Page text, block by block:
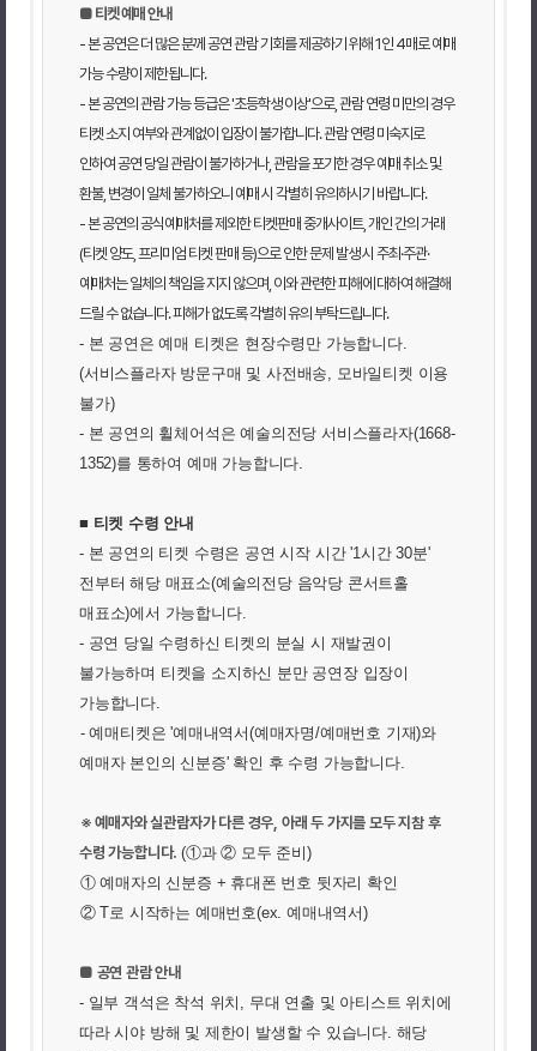
■ 티켓 예매 안내
- 본 공연은 더 많은 분께 공연 관람 기회를 제공하기 위해 1인 4매로 예매
가능 수량이 제한됩니다.
- 본 공연의 관람 가능 등급은 '초등학생 이상'으로, 관람 연령 미만의 경우
티켓 소지 여부와 관계없이 입장이 불가합니다. 관람 연령 미숙지로
인하여 공연 당일 관람이 불가하거나, 관람을 포기한 경우 예매 취소 및
환불, 변경이 일체 불가하오니 예매 시 각별히 유의하시기 바랍니다.
- 본 공연의 공식예매처를 제외한 티켓판매 중개사이트, 개인 간의 거래
(티켓 양도, 프리미엄 티켓 판매 등)으로 인한 문제 발생 시 주최·주관·
예매처는 일체의 책임을 지지 않으며, 이와 관련한 피해에 대하여 해결해
드릴 수 없습니다. 피해가 없도록 각별히 유의 부탁드립니다.
- 본 공연은 예매 티켓은 현장수령만 가능합니다.
(서비스플라자 방문구매 및 사전배송, 모바일티켓 이용
불가)
- 본 공연의 휠체어석은 예술의전당 서비스플라자(1668-
1352)를 통하여 예매 가능합니다.
■ 티켓 수령 안내
- 본 공연의 티켓 수령은 공연 시작 시간 '1시간 30분'
전부터 해당 매표소(예술의전당 음악당 콘서트홀
매표소)에서 가능합니다.
- 공연 당일 수령하신 티켓의 분실 시 재발권이
불가능하며 티켓을 소지하신 분만 공연장 입장이
가능합니다.
- 예매티켓은 '예매내역서(예매자명/예매번호 기재)와
예매자 본인의 신분증' 확인 후 수령 가능합니다.
※ 예매자와 실관람자가 다른 경우, 아래 두 가지를 모두 지참 후
수령 가능합니다.(①과 ② 모두 준비)
① 예매자의 신분증 + 휴대폰 번호 뒷자리 확인
② T로 시작하는 예매번호(ex. 예매내역서)
■ 공연 관람 안내
- 일부 객석은 착석 위치, 무대 연출 및 아티스트 위치에
따라 시야 방해 및 제한이 발생할 수 있습니다. 해당